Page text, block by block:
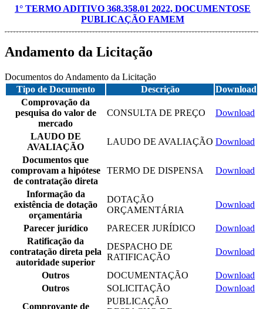
1° TERMO ADITIVO 368.358.01 2022, DOCUMENTOSE
PUBLICAÇÃO FAMEM
Andamento da Licitação
Documentos do Andamento da Licitação
Tipo de Documento
Descrição
Download
Comprovação da
pesquisa do valor de
mercado
CONSULTA DE PREÇO Download
LAUDO DE
AVALIAÇÃO
LAUDO DE AVALIAÇÃO Download
Documentos que
comprovam a hipótese
de contratação direta
TERMO DE DISPENSA Download
Informação da
existência de dotação
orçamentária
DOTAÇÃO
ORÇAMENTÁRIA
Download
Parecer jurídico PARECER JURÍDICO
Download
Ratificação da
contratação direta pela
autoridade superior
DESPACHO DE
RATIFICAÇÃO
Download
Outros DOCUMENTAÇÃO
Download
Outros
SOLICITAÇÃO
Download
Comprovante de
PUBLICAÇÃO